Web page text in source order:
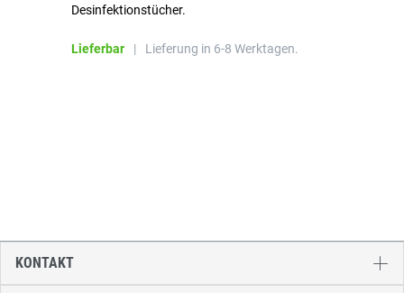
Desinfektionstücher.
Lieferbar | Lieferung in 6-8 Werktagen.
KONTAKT